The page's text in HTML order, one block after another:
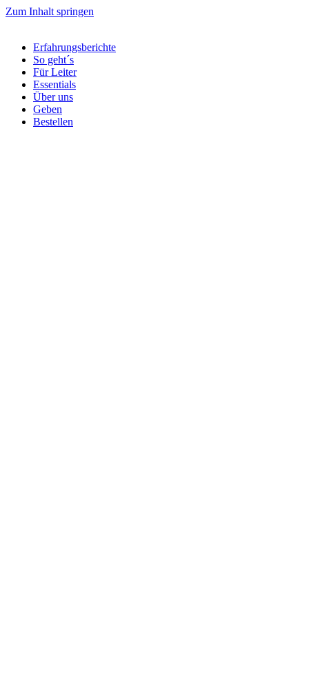
Zum Inhalt springen
Erfahrungsberichte
So geht´s
Für Leiter
Essentials
Über uns
Geben
Bestellen